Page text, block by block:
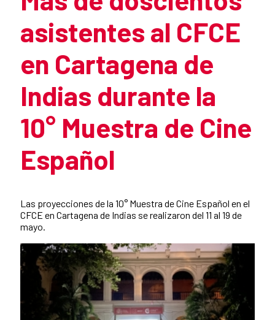
asistentes al CFCE
en Cartagena de
Indias durante la
10° Muestra de Cine
Español
Las proyecciones de la 10° Muestra de Cine Español en el
CFCE en Cartagena de Indias se realizaron del 11 al 19 de
mayo.